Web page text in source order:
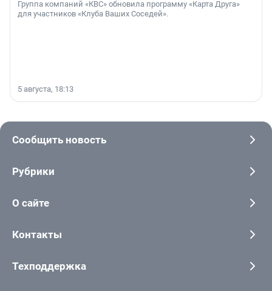
Группа компаний «КВС» обновила программу «Карта Друга»
для участников «Клуба Ваших Соседей».
5 августа, 18:13
Сообщить новость
Рубрики
О сайте
Контакты
Техподдержка